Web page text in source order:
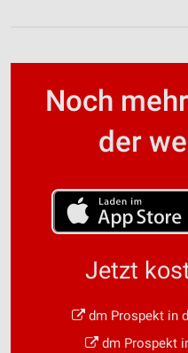
Noch
der
Jetzt
dm Prospekt in
dm Prospekt